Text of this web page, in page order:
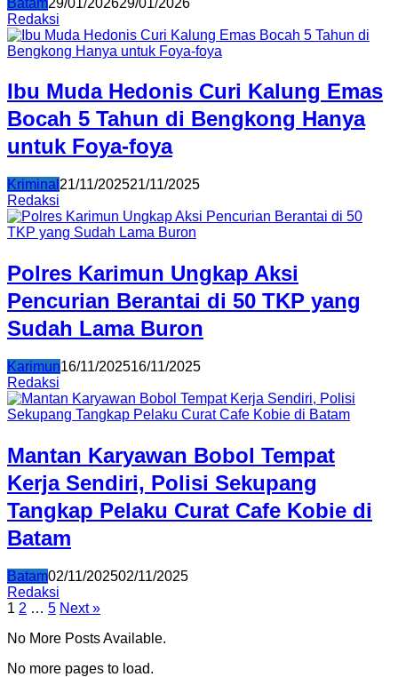
Redaksi
Ibu Muda Hedonis Curi Kalung Emas
Bocah 5 Tahun di Bengkong Hanya
untuk Foya-foya
Kriminal 21/11/202521/11/2025
Redaksi
Polres Karimun Ungkap Aksi
Pencurian Berantai di 50 TKP yang
Sudah Lama Buron
Karimun16/11/202516/11/2025
Redaksi
Mantan Karyawan Bobol Tempat
Kerja Sendiri, Polisi Sekupang
Tangkap Pelaku Curat Cafe Kobie di
Batam
Batam02/11/202502/11/2025
Redaksi
Posts
pagination
1 2 … 5 Next »
No More Posts Available.
No more pages to load.